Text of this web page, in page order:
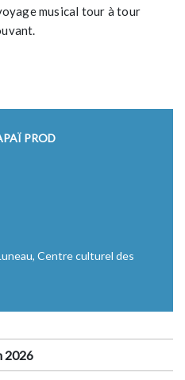
PROD
Centre culturel des
2026
musical tour à tour